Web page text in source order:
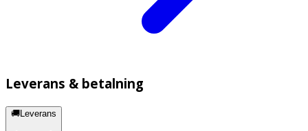
Leverans & betalning
🚚Leverans